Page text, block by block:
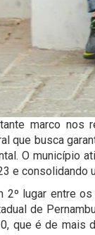
marco nos
que busca
O município
e consolidando
2º lugar entre
de
que é de mais